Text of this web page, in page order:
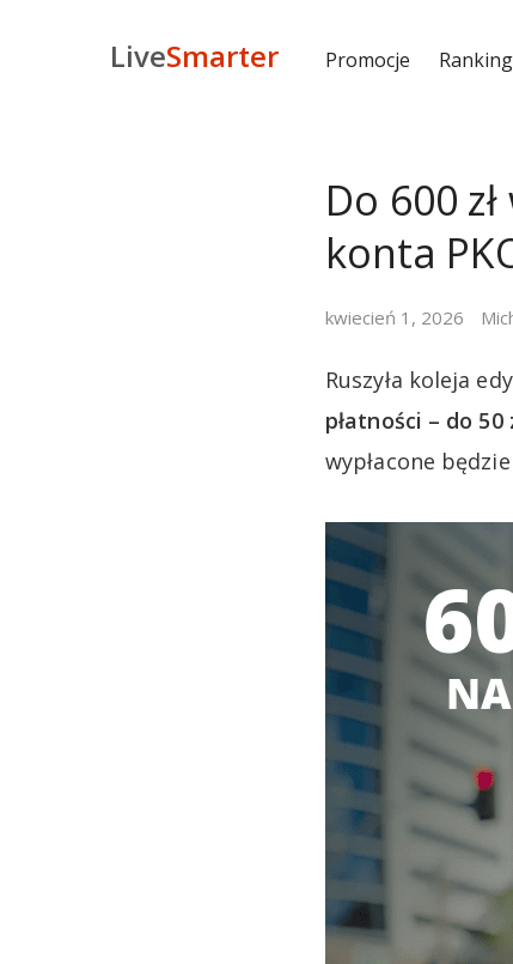
LiveSmarter Promocje
Do 600
konta
kwiecień 1, 2026
Ruszyła koleja
płatności – do
wypłacone